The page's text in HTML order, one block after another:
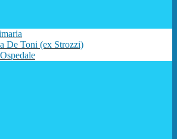
De Toni (ex Strozzi)